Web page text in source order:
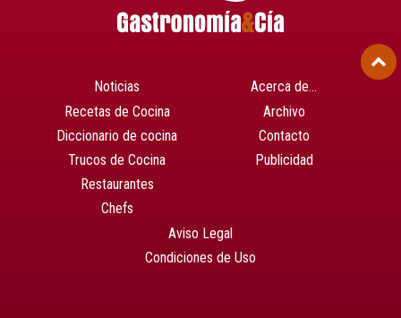
Noticias
Recetas de Cocina
Diccionario de cocina
Trucos de Cocina
Restaurantes
Chefs
Acerca de…
Archivo
Contacto
Publicidad
Aviso Legal
Condiciones de Uso